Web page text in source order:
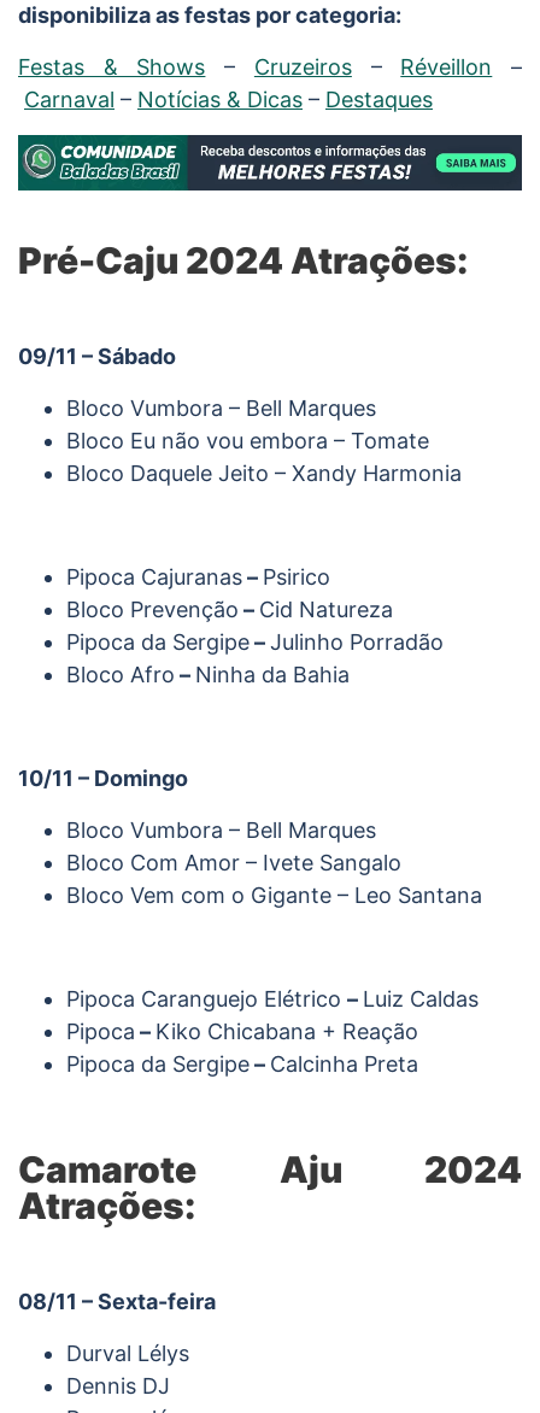
disponibiliza as festas por categoria:
Festas & Shows – Cruzeiros– Réveillon –
Carnaval – Notícias & Dicas – Destaques
Pré-Caju 2024 Atrações:
09/11 – Sábado
Bloco Vumbora – Bell Marques
Bloco Eu não vou embora – Tomate
Bloco Daquele Jeito – Xandy Harmonia
Pipoca Cajuranas– Psirico
Bloco Prevenção – Cid Natureza
Pipoca da Sergipe–Julinho Porradão
Bloco Afro – Ninha da Bahia
10/11 – Domingo
Bloco Vumbora – Bell Marques
Bloco Com Amor – Ivete Sangalo
Bloco Vem com o Gigante – Leo Santana
Pipoca Caranguejo Elétrico – Luiz Caldas
Pipoca – Kiko Chicabana + Reação
Pipoca da Sergipe– Calcinha Preta
Camarote Aju 2024
Atrações:
08/11 – Sexta-feira
Durval Lélys
Dennis DJ